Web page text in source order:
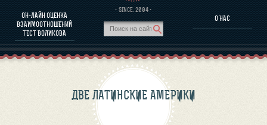
ОН-ЛАЙН ОЦЕНКА
ВЗАИМООТНОШЕНИЙ
ТЕСТ ВОЛИКОВА
· SINCE. 2004 ·
О НАС
О ПРОГРАММЕ
ПРОГНОЗЫ И АНАЛИТИКА
ДВЕ ЛАТИНСКИЕ АМЕРИКИ